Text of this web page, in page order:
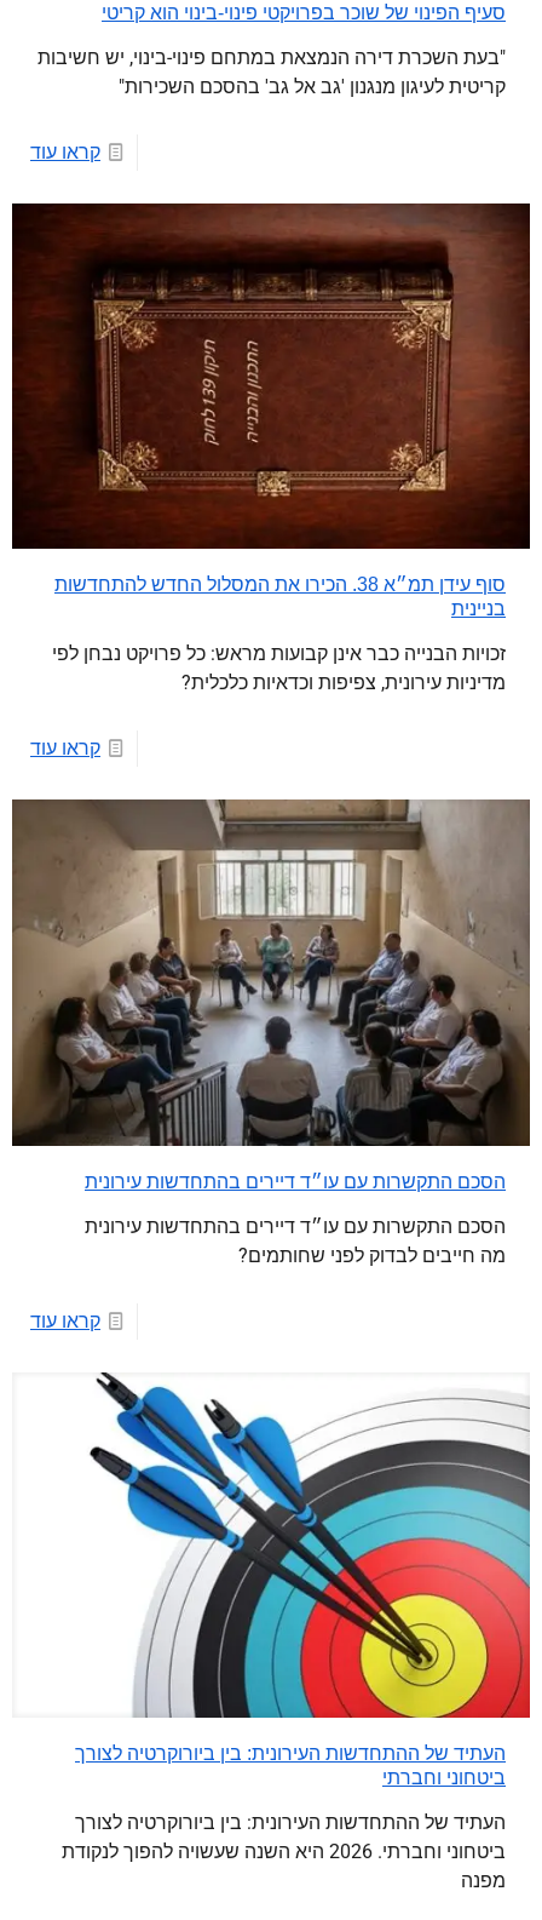
סעיף הפינוי של שוכר בפרויקטי פינוי-בינוי הוא קריטי
"בעת השכרת דירה הנמצאת במתחם פינוי-בינוי, יש חשיבות
קריטית לעיגון מנגנון 'גב אל גב' בהסכם השכירות"
קראו עוד
סוף עידן תמ״א 38. הכירו את המסלול החדש להתחדשות
בניינית
זכויות הבנייה כבר אינן קבועות מראש: כל פרויקט נבחן לפי
מדיניות עירונית, צפיפות וכדאיות כלכלית?
קראו עוד
הסכם התקשרות עם עו״ד דיירים בהתחדשות עירונית
הסכם התקשרות עם עו״ד דיירים בהתחדשות עירונית
מה חייבים לבדוק לפני שחותמים?
קראו עוד
העתיד של ההתחדשות העירונית: בין ביורוקרטיה לצורך
ביטחוני וחברתי
העתיד של ההתחדשות העירונית: בין ביורוקרטיה לצורך
ביטחוני וחברתי. 2026 היא השנה שעשויה להפוך לנקודת
מפנה